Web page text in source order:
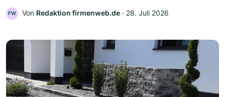
FW Von Redaktion firmenweb.de ‧ 28. Juli 2026